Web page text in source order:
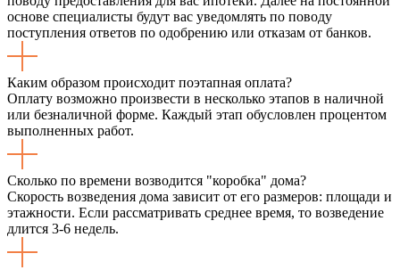
основе специалисты будут вас уведомлять по поводу
поступления ответов по одобрению или отказам от банков.
Каким образом происходит поэтапная оплата?
Оплату возможно произвести в несколько этапов в наличной
или безналичной форме. Каждый этап обусловлен процентом
выполненных работ.
Сколько по времени возводится "коробка" дома?
Скорость возведения дома зависит от его размеров: площади и
этажности. Если рассматривать среднее время, то возведение
длится 3-6 недель.